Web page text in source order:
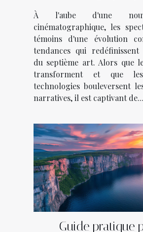
À l'aube d'une
cinématographique, les
témoins d'une évolution
tendances qui redéfinissent
du septième art. Alors que
transforment et que
technologies bouleversent
narratives, il est captivant de...
Guide pratique